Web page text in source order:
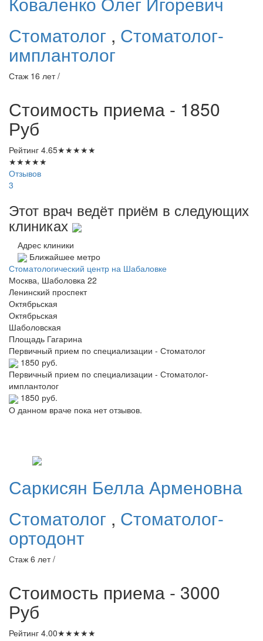
Стоматолог , Стоматолог-
имплантолог
Стаж 16 лет /
Стоимость приема - 1850
Руб
Рейтинг 4.65★★★★★
★★★★★
Отзывов
3
Этот врач ведёт приём в следующих
клиниках
Адрес клиники
Ближайшее метро
Стоматологический центр на Шабаловке
Москва, Шаболовка 22
Ленинский проспект
Октябрьская
Октябрьская
Шаболовская
Площадь Гагарина
Первичный прием по специализации - Стоматолог
1850 руб.
Первичный прием по специализации - Стоматолог-
имплантолог
1850 руб.
О данном враче пока нет отзывов.
Саркисян Белла Арменовна
Стоматолог , Стоматолог-
ортодонт
Стаж 6 лет /
Стоимость приема - 3000
Руб
Рейтинг 4.00★★★★★